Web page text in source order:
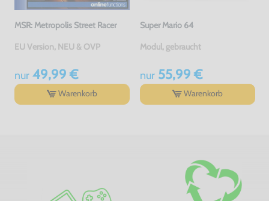
MSR: Metropolis Street Racer
EU Version, NEU & OVP
nur49,99 €
Warenkorb
Super Mario 64
Modul, gebraucht
nur55,99 €
Warenkorb